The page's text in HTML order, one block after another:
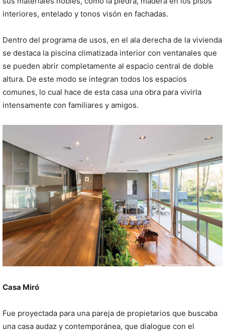
interiores, entelado y tonos visón en fachadas.
Dentro del programa de usos, en el ala derecha de la vivienda
se destaca la piscina climatizada interior con ventanales que
se pueden abrir completamente al espacio central de doble
altura. De este modo se integran todos los espacios
comunes, lo cual hace de esta casa una obra para vivirla
intensamente con familiares y amigos.
Casa Miró
Fue proyectada para una pareja de propietarios que buscaba
una casa audaz y contemporánea, que dialogue con el